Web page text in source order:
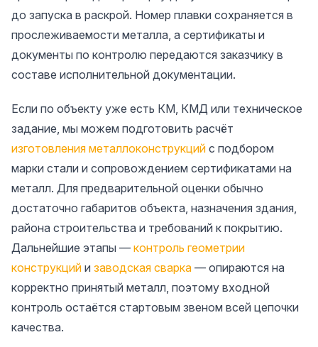
до запуска в раскрой. Номер плавки сохраняется в
прослеживаемости металла, а сертификаты и
документы по контролю передаются заказчику в
составе исполнительной документации.
Если по объекту уже есть КМ, КМД или техническое
задание, мы можем подготовить расчёт
изготовления металлоконструкций с подбором
марки стали и сопровождением сертификатами на
металл. Для предварительной оценки обычно
достаточно габаритов объекта, назначения здания,
района строительства и требований к покрытию.
Дальнейшие этапы — контроль геометрии
конструкций и заводская сварка — опираются на
корректно принятый металл, поэтому входной
контроль остаётся стартовым звеном всей цепочки
качества.